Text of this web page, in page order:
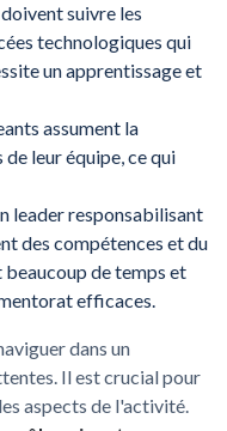
suivre les
technologiques qui
un apprentissage et
assument la
leur équipe, ce qui
leader responsabilisant
des compétences et du
de temps et
efficaces.
dans un
Il est crucial pour
aspects de l'activité.